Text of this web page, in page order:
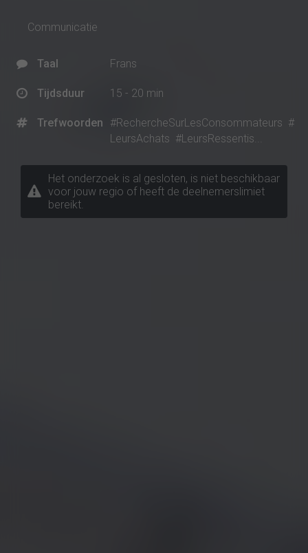
Communicatie
Taal Frans
Tijdsduur 15 - 20 min
Trefwoorden #RechercheSurLesConsommateurs #
LeursAchats #LeursRessentis...
Het onderzoek is al gesloten, is niet beschikbaar
voor jouw regio of heeft de deelnemerslimiet
bereikt.